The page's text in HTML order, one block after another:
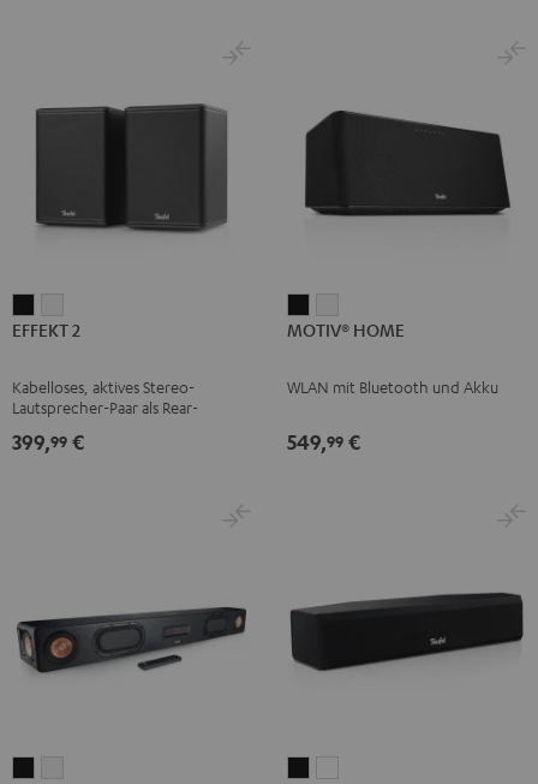
2
2
EFFEKT 2
Kabelloses, aktives Stereo-
Lautsprecher-Paar als Rear-
geeignete Teufel Systeme
399,99 €
HOMEHOME
MOTIV® HOME
WLAN mit Bluetooth und Akku
549,99 €